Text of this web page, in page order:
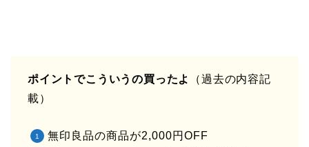
ポイントでこういうの買ったよ
（過去の内容記
載）
無印良品の商品が2,000円OFF